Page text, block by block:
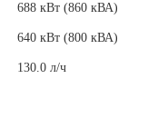
688 кВт (860 кВА)
640 кВт (800 кВА)
130.0 л/ч